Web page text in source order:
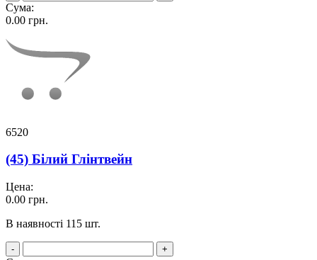
Сума:
0.00 грн.
6520
(45) Білий Глінтвейн
Цена:
0.00 грн.
В наявності 115 шт.
- +